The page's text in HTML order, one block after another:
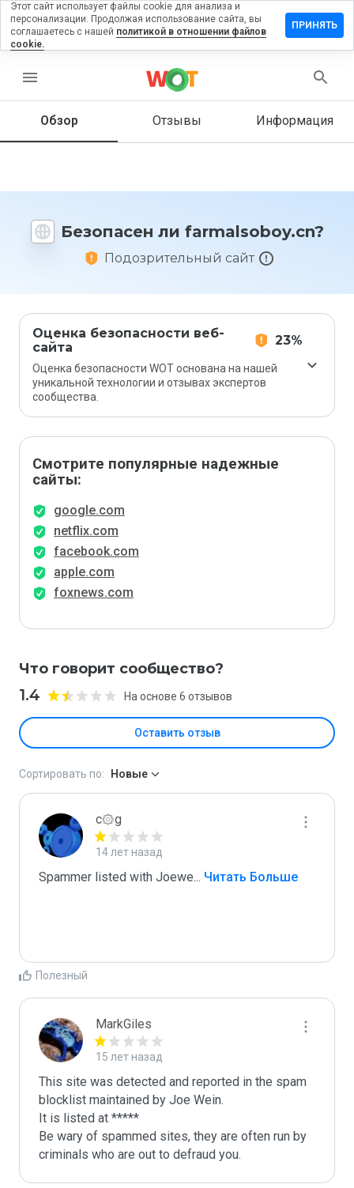
menu
Обзор Отзывы Информация
Безопасен ли farmalsoboy.cn?
Подозрительный сайт
Оценка безопасности веб-
сайта
23%
Оценка безопасности WOT основана на нашей
уникальной технологии и отзывах экспертов
сообщества.
Смотрите популярные надежные
сайты:
google.com
netflix.com
facebook.com
apple.com
foxnews.com
Что говорит сообщество?
1.4 На основе 6 отзывов
Оставить отзыв
на
Как бы
этот
1 до 5?
Сортировать по: Новые
c۞g
14 лет назад
Spammer listed with Joewe... Читать Больше
Полезный
MarkGiles
15 лет назад
This site was detected and reported in the spam
blocklist maintained by Joe Wein.
It is listed at *****
Be wary of spammed sites, they are often run by
criminals who are out to defraud you.
Этот сайт использует файлы cookie для анализа и
персонализации. Продолжая использование сайта, вы
соглашаетесь с нашей политикой в отношении файлов
cookie.
ПРИНЯТЬ